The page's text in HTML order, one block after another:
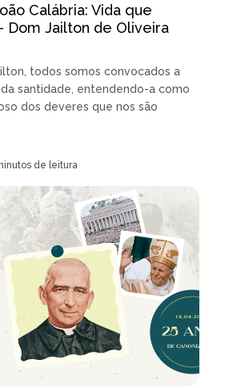
Calábria: Vida que
Dom Jailton de Oliveira
todos somos convocados a
santidade, entendendo-a como
dos deveres que nos são
de leitura